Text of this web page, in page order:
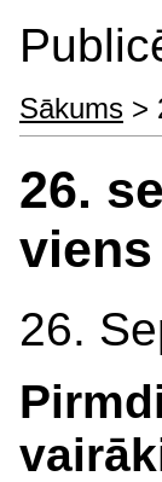
Sākums >
26.
26.